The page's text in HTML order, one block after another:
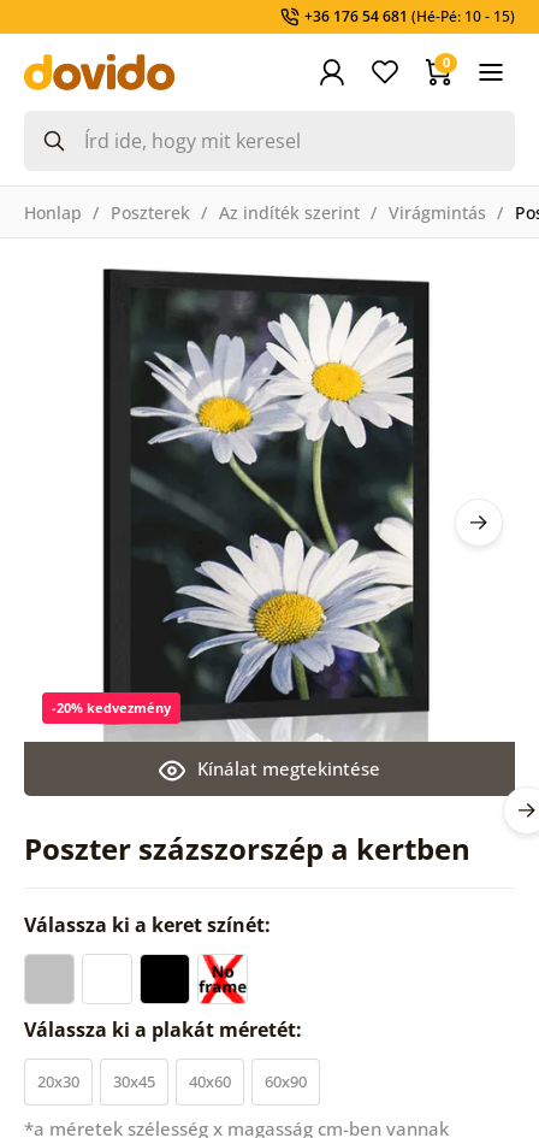
+36 176 54 681 (Hé-Pé: 10 - 15)
0
Honlap Poszterek Az indíték szerint Virágmintás
Poszter százszorszép a kertben
Kínálat megtekintése
-20% kedvezmény
Válassza ki a keret színét:
Válassza ki a plakát méretét:
20x30 30x45 40x60 60x90
*a méretek szélesség x magasság cm-ben vannak